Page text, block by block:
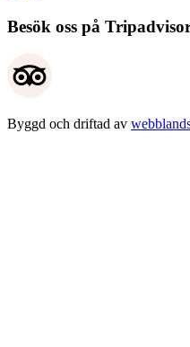
Besök oss på
Byggd och driftad av